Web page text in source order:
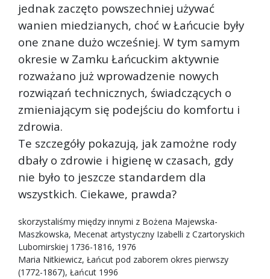
jednak zaczęto powszechniej używać
wanien miedzianych, choć w Łańcucie były
one znane dużo wcześniej. W tym samym
okresie w Zamku Łańcuckim aktywnie
rozważano już wprowadzenie nowych
rozwiązań technicznych, świadczących o
zmieniającym się podejściu do komfortu i
zdrowia.
Te szczegóły pokazują, jak zamożne rody
dbały o zdrowie i higienę w czasach, gdy
nie było to jeszcze standardem dla
wszystkich. Ciekawe, prawda?
skorzystaliśmy między innymi z Bożena Majewska-
Maszkowska, Mecenat artystyczny Izabelli z Czartoryskich
Lubomirskiej 1736-1816, 1976
Maria Nitkiewicz, Łańcut pod zaborem okres pierwszy
(1772-1867), Łańcut 1996